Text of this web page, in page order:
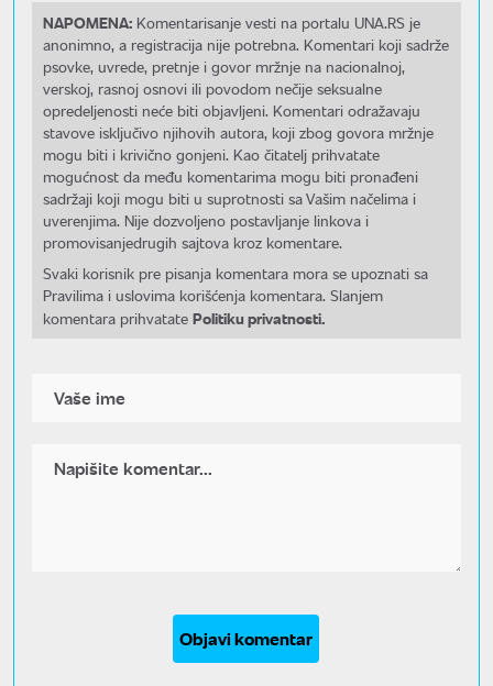
NAPOMENA: Komentarisanje vesti na portalu UNA.RS je
anonimno, a registracija nije potrebna. Komentari koji sadrže
psovke, uvrede, pretnje i govor mržnje na nacionalnoj,
verskoj, rasnoj osnovi ili povodom nečije seksualne
opredeljenosti neće biti objavljeni. Komentari odražavaju
stavove isključivo njihovih autora, koji zbog govora mržnje
mogu biti i krivično gonjeni. Kao čitatelj prihvatate
mogućnost da među komentarima mogu biti pronađeni
sadržaji koji mogu biti u suprotnosti sa Vašim načelima i
uverenjima. Nije dozvoljeno postavljanje linkova i
promovisanjedrugih sajtova kroz komentare.
Svaki korisnik pre pisanja komentara mora se upoznati sa
Pravilima i uslovima korišćenja komentara. Slanjem
komentara prihvatate Politiku privatnosti.
Objavi komentar